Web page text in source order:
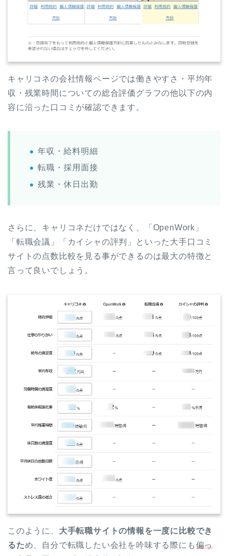
キャリコネの会社情報ページでは働きやすさ・平均年
収・残業時間についての総合評価グラフの他以下の内
容に沿った口コミが確認できます。
年収・給料明細
転職・採用面接
残業・休日出勤
さらに、キャリコネだけではなく、「OpenWork」
「転職会議」「カイシャの評判」といった大手口コミ
サイトの点数比較を見る事ができるのは最大の特徴と
言って良いでしょう。
このように、 大手転職サイトの情報を一度に比較でき
るため、自分で転職したい会社を吟味する際にも偏っ